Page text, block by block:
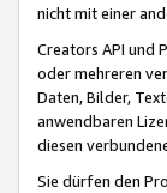
nicht mit einer
Creators API und
oder mehreren
Daten, Bilder,
anwendbaren
diesen
Sie dürfen den